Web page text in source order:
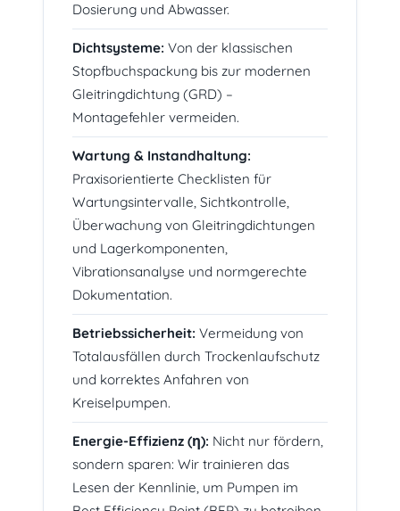
Dosierung und Abwasser.
Dichtsysteme: Von der klassischen
Stopfbuchspackung bis zur modernen
Gleitringdichtung (GRD) –
Montagefehler vermeiden.
Wartung & Instandhaltung:
Praxisorientierte Checklisten für
Wartungsintervalle, Sichtkontrolle,
Überwachung von Gleitringdichtungen
und Lagerkomponenten,
Vibrationsanalyse und normgerechte
Dokumentation.
Betriebssicherheit: Vermeidung von
Totalausfällen durch Trockenlaufschutz
und korrektes Anfahren von
Kreiselpumpen.
Energie-Effizienz (η): Nicht nur fördern,
sondern sparen: Wir trainieren das
Lesen der Kennlinie, um Pumpen im